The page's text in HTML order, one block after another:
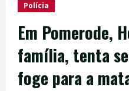
Polícia
Em Pomerode,
família, tenta
foge para a